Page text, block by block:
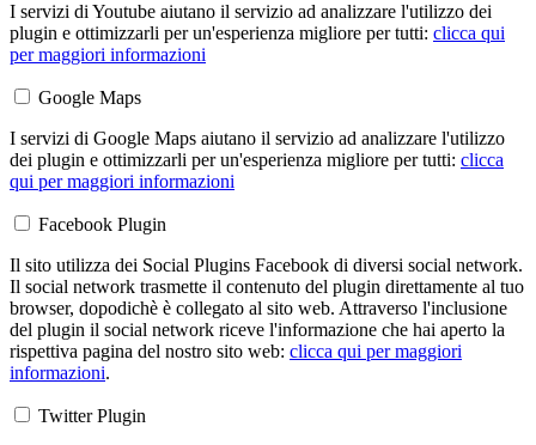
I servizi di Youtube aiutano il servizio ad analizzare l'utilizzo dei
plugin e ottimizzarli per un'esperienza migliore per tutti: clicca qui
per maggiori informazioni
Google Maps
I servizi di Google Maps aiutano il servizio ad analizzare l'utilizzo
dei plugin e ottimizzarli per un'esperienza migliore per tutti: clicca
qui per maggiori informazioni
Facebook Plugin
Il sito utilizza dei Social Plugins Facebook di diversi social network.
Il social network trasmette il contenuto del plugin direttamente al tuo
browser, dopodichè è collegato al sito web. Attraverso l'inclusione
del plugin il social network riceve l'informazione che hai aperto la
rispettiva pagina del nostro sito web: clicca qui per maggiori
informazioni.
Twitter Plugin